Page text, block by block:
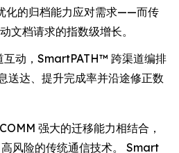
化的归档能力应对需求——而传
文档请求的指数级增长。
互动，SmartPATH™ 跨渠道编排
送达、提升完成率并沿途修正数
强大的迁移能力相结合，
风险的传统通信技术。 Smart